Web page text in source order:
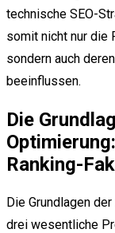
technische SEO-
somit nicht nur die
sondern auch
beeinflussen.
Die
Ranking-
Die Grundlagen
drei wesentliche